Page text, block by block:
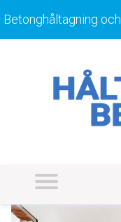
Betonghåltagning